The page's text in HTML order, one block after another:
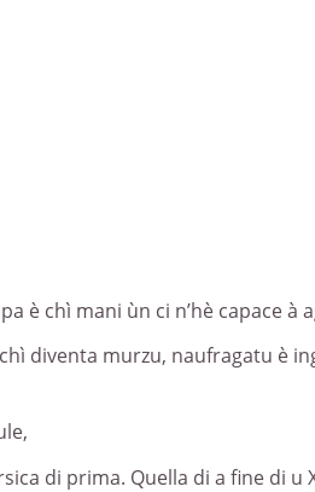
è chì mani ùn ci n’hè capace à
diventa murzu, naufragatu è
di prima. Quella di a fine di u